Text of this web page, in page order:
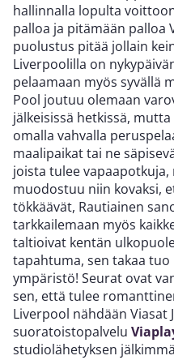
hallinnalla lopulta
palloa ja pitämään palloa
puolustus pitää jollain
Liverpoolilla on
pelaamaan myös syvällä
Pool joutuu olemaan
jälkeisissä hetkissä,
omalla vahvalla
maalipaikat tai ne
joista tulee
muodostuu niin kovaksi,
tökkäävät, Rautiainen
tarkkailemaan myös
taltioivat kentän
tapahtuma, sen takaa
ympäristö! Seurat ovat
sen, että tulee
Liverpool nähdään Viasat
suoratoistopalvelu
studiolähetyksen